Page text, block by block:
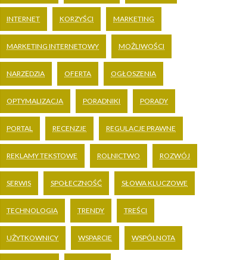
INTERNET KORZYŚCI MARKETING
MARKETING INTERNETOWY MOŻLIWOŚCI
NARZĘDZIA OFERTA OGŁOSZENIA
OPTYMALIZACJA PORADNIKI PORADY
PORTAL RECENZJE REGULACJE PRAWNE
REKLAMY TEKSTOWE ROLNICTWO ROZWÓJ
SERWIS SPOŁECZNOŚĆ SŁOWA KLUCZOWE
TECHNOLOGIA TRENDY TREŚCI
UŻYTKOWNICY WSPARCIE WSPÓLNOTA